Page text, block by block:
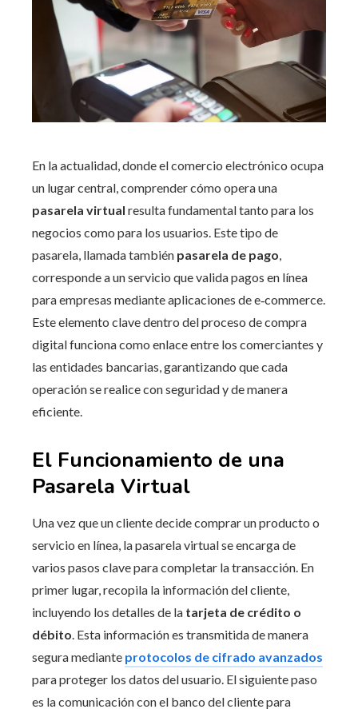
En la actualidad, donde el comercio electrónico ocupa
un lugar central, comprender cómo opera una
pasarela virtual resulta fundamental tanto para los
negocios como para los usuarios. Este tipo de
pasarela, llamada también pasarela de pago,
corresponde a un servicio que valida pagos en línea
para empresas mediante aplicaciones de e‑commerce.
Este elemento clave dentro del proceso de compra
digital funciona como enlace entre los comerciantes y
las entidades bancarias, garantizando que cada
operación se realice con seguridad y de manera
eficiente.
El Funcionamiento de una
Pasarela Virtual
Una vez que un cliente decide comprar un producto o
servicio en línea, la pasarela virtual se encarga de
varios pasos clave para completar la transacción. En
primer lugar, recopila la información del cliente,
incluyendo los detalles de la tarjeta de crédito o
débito. Esta información es transmitida de manera
segura mediante protocolos de cifrado avanzados
para proteger los datos del usuario. El siguiente paso
es la comunicación con el banco del cliente para